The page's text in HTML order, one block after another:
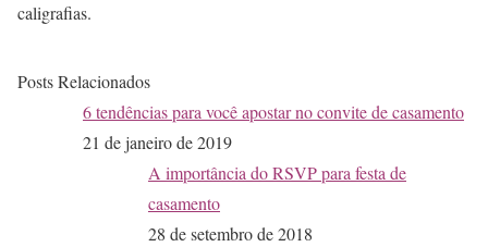
caligrafias.
Posts Relacionados
6 tendências para você apostar no convite de casamento
21 de janeiro de 2019
A importância do RSVP para festa de
casamento
28 de setembro de 2018